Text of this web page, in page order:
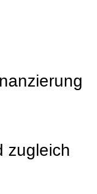
zugleich